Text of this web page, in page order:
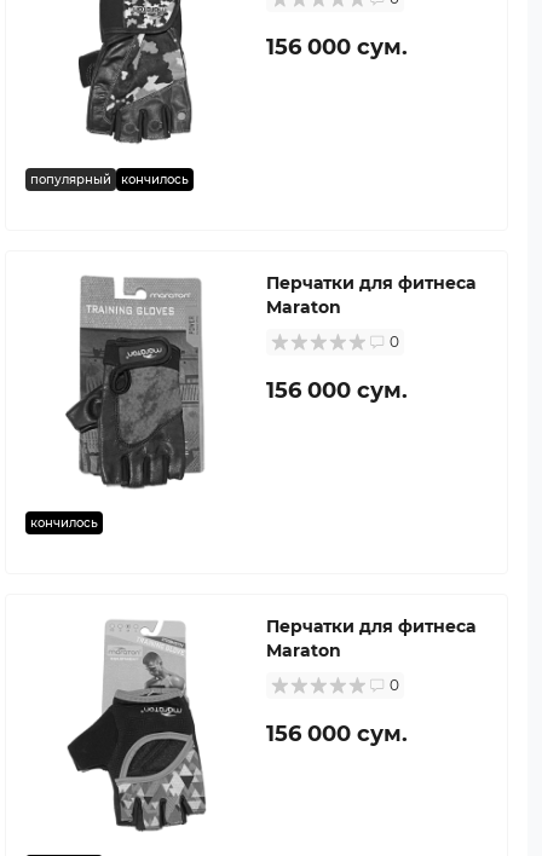
популярный кончилось
156 000 сум.
кончилось
Перчатки для фитнеса
Maraton
0
156 000 сум.
Перчатки для фитнеса
Maraton
0
156 000 сум.